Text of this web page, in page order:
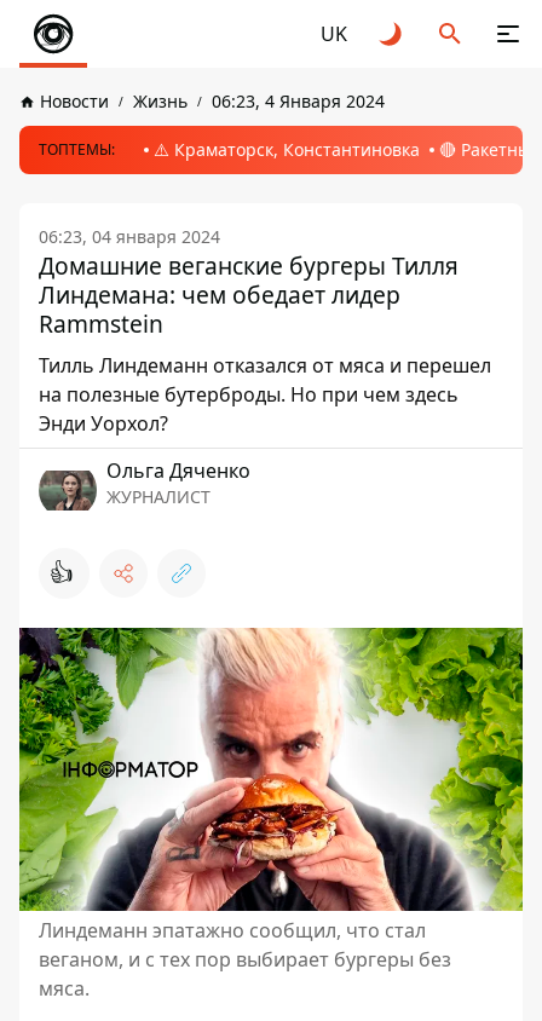
UK
Новости Жизнь 06:23, 4 Января 2024
ТОПТЕМЫ: ⚠️ Краматорск, Константиновка 🔴
06:23, 04 января 2024
Домашние веганские бургеры Тилля
Линдемана: чем обедает лидер
Rammstein
Тилль Линдеманн отказался от мяса и перешел
на полезные бутерброды. Но при чем здесь
Энди Уорхол?
Ольга Дяченко
ЖУРНАЛИСТ
👍
Линдеманн эпатажно сообщил, что стал
веганом, и с тех пор выбирает бургеры без
мяса.